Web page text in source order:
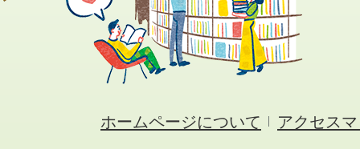
ホームページについて アクセス